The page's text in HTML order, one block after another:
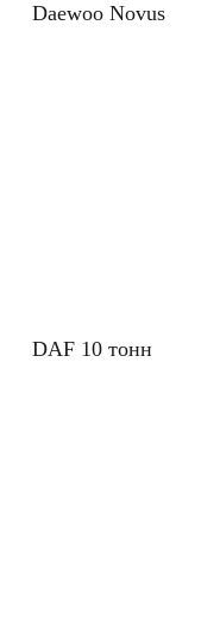
Daewoo Novus
DAF 10 тонн